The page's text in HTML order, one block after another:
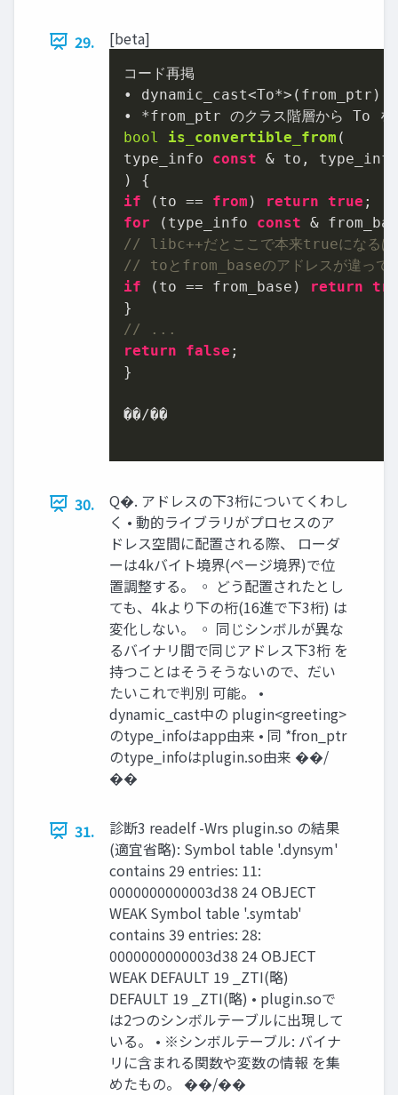
29. [beta]
コード再掲
• dynamic_cast<To*>(from_ptr)
bool is_convertible_from (
type_info const & to,
)
if (to == from ) return true
for (type_info const &
// libc++だとここで本来trueになるは
// toとfrom_baseのアドレスが違って
if (to == from_base) return
// ...
return
false ;
}
��/��
30.
Q�. アドレスの下3桁についてくわし
く • 動的ライブラリがプロセスのア
ドレス空間に配置される際、 ローダ
ーは4kバイト境界(ページ境界)で位
置調整する。 ◦ どう配置されたとし
ても、4kより下の桁(16進で下3桁) は
変化しない。 ◦ 同じシンボルが異な
るバイナリ間で同じアドレス下3桁 を
持つことはそうそうないので、だい
たいこれで判別 可能。 •
dynamic_cast中の plugin<greeting>
のtype_infoはapp由来 • 同 *fron_ptr
のtype_infoはplugin.so由来 ��/
��
31.
診断3 readelf -Wrs plugin.so の結果
(適宜省略): Symbol table '.dynsym'
contains 29 entries: 11:
0000000000003d38 24 OBJECT
WEAK Symbol table '.symtab'
contains 39 entries: 28:
0000000000003d38 24 OBJECT
WEAK DEFAULT 19 _ZTI(略)
DEFAULT 19 _ZTI(略) • plugin.soで
は2つのシンボルテーブルに出現して
いる。 • ※シンボルテーブル: バイナ
リに含まれる関数や変数の情報 を集
めたもの。 ��/��